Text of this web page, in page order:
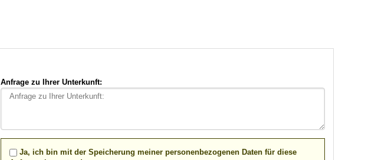
Anfrage zu Ihrer Unterkunft:
Ja, ich bin mit der Speicherung meiner personenbezogenen Daten für diese